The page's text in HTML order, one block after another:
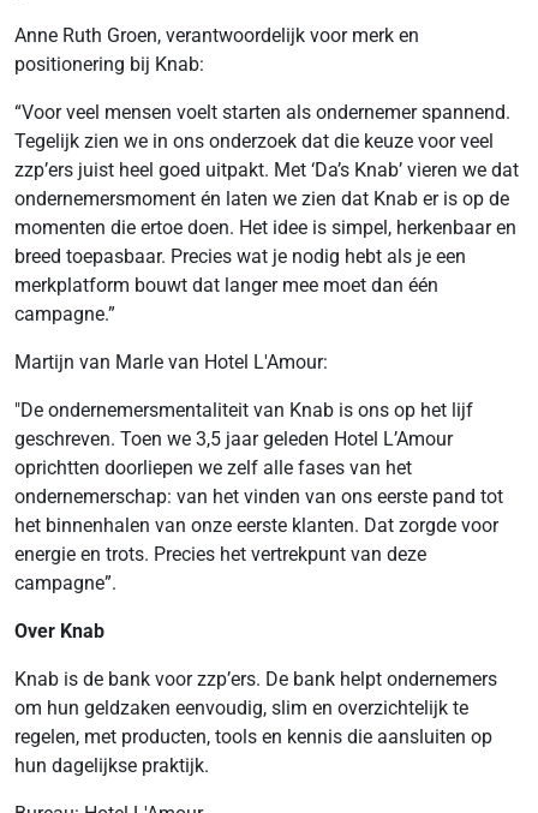
Anne Ruth Groen, verantwoordelijk voor merk en
positionering bij Knab:
“Voor veel mensen voelt starten als ondernemer spannend.
Tegelijk zien we in ons onderzoek dat die keuze voor veel
zzp’ers juist heel goed uitpakt. Met ‘Da’s Knab’ vieren we dat
ondernemersmoment én laten we zien dat Knab er is op de
momenten die ertoe doen. Het idee is simpel, herkenbaar en
breed toepasbaar. Precies wat je nodig hebt als je een
merkplatform bouwt dat langer mee moet dan één
campagne.”
Martijn van Marle van Hotel L'Amour:
"De ondernemersmentaliteit van Knab is ons op het lijf
geschreven. Toen we 3,5 jaar geleden Hotel L’Amour
oprichtten doorliepen we zelf alle fases van het
ondernemerschap: van het vinden van ons eerste pand tot
het binnenhalen van onze eerste klanten. Dat zorgde voor
energie en trots. Precies het vertrekpunt van deze
campagne”.
Over Knab
Knab is de bank voor zzp’ers. De bank helpt ondernemers
om hun geldzaken eenvoudig, slim en overzichtelijk te
regelen, met producten, tools en kennis die aansluiten op
hun dagelijkse praktijk.